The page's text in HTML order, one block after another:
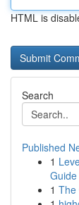
HTML is
Search
Published
1
Guide
1 The